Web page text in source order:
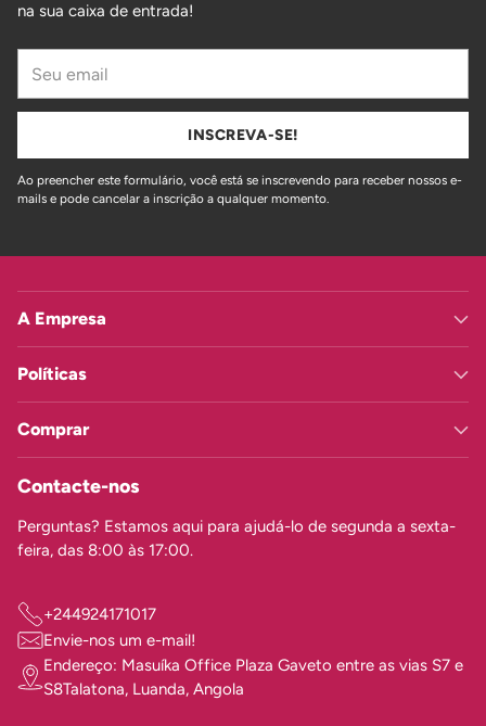
na sua caixa de entrada!
email
INSCREVA-SE!
Ao preencher este formulário, você está se inscrevendo para receber nossos e-
mails e pode cancelar a inscrição a qualquer momento.
A Empresa
Políticas
Comprar
Contacte-nos
Perguntas? Estamos aqui para ajudá-lo de segunda a sexta-
feira, das 8:00 às 17:00.
+244924171017
Envie-nos um e-mail!
Endereço: Masuíka Office Plaza Gaveto entre as vias S7 e
S8Talatona, Luanda, Angola